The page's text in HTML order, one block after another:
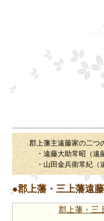
郡上藩主遠藤家の二つ
・遠藤大助常昭（遠藤
・山田金兵衛常紀（遠
●郡上藩・三上藩遠
郡上藩・三